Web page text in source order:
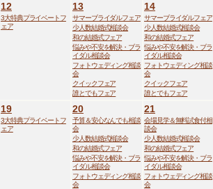
12
3大特典プライベートフ
ェア
13
サマーブライダルフェア
少人数結婚式相談会
和の結婚式フェア
悩みや不安を解決・ブラ
イダル相談会
フォトウェディング相談
会
クイックフェア
誰とでもフェア
14
サマーブライダルフェア
少人数結婚式相談会
和の結婚式フェア
悩みや不安を解決・ブラ
イダル相談会
フォトウェディング相談
会
クイックフェア
誰とでもフェア
19
3大特典プライベートフ
ェア
20
予算＆安心なんでも相談
会
少人数結婚式相談会
和の結婚式フェア
悩みや不安を解決・ブラ
イダル相談会
フォトウェディング相談
会
21
会場見学＆無料試食付相
談会
少人数結婚式相談会
和の結婚式フェア
悩みや不安を解決・ブラ
イダル相談会
フォトウェディング相談
会